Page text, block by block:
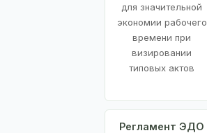
для значительной
экономии рабочего
времени при
визировании
типовых актов
Регламент ЭДО